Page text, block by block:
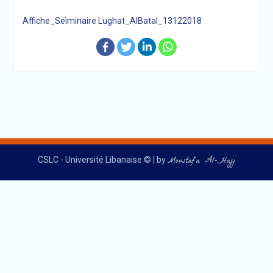
Affiche_Seìminaire Lughat_AlBatal_13122018
CSLC - Université Libanaise © | byMoustafa Al-Hajj